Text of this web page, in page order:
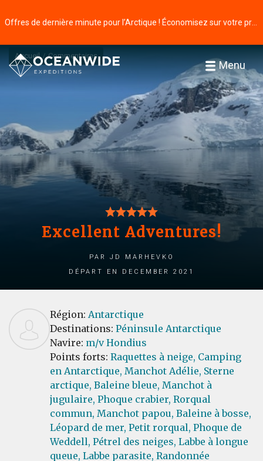
Menu
Accueil Commentaires
Excellent Adventures!
par Jd Marhevko
Départ en December 2021
Région: Antarctique
Destinations: Péninsule Antarctique
Navire: m/v Hondius
Points forts: Raquettes à neige, Camping
en Antarctique, Manchot Adélie, Sterne
arctique, Baleine bleue, Manchot à
jugulaire, Phoque crabier, Rorqual
commun, Manchot papou, Baleine à bosse,
Léopard de mer, Petit rorqual, Phoque de
Weddell, Pétrel des neiges, Labbe à longue
queue, Labbe parasite, Randonnée